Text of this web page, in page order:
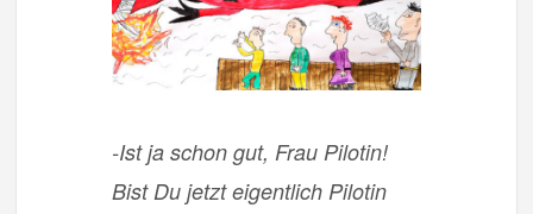
-Ist ja schon gut, Frau Pilotin!
Bist Du jetzt eigentlich Pilotin